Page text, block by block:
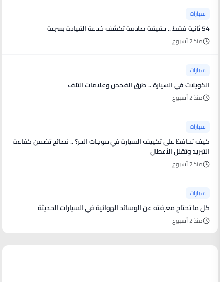
سيارات
54 ثانية فقط .. حقيقة صادمة تكشف خدعة القيادة بسرعة
منذ 2 أسبوع
سيارات
الكويلات في السيارة .. طرق الفحص وعلامات التلف
منذ 2 أسبوع
سيارات
كيف تحافظ على تكييف السيارة في موجات الحر؟ .. نصائح تضمن كفاءة
التبريد وتقلل الأعطال
منذ 2 أسبوع
سيارات
كل ما تحتاج معرفته عن الوسائد الهوائية في السيارات الحديثة
منذ 2 أسبوع